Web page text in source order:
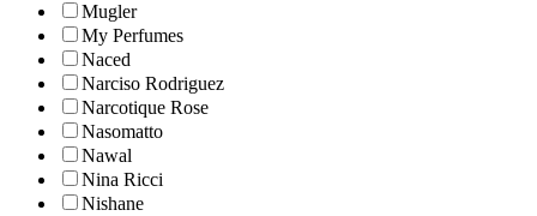
Mugler
My Perfumes
Naced
Narciso Rodriguez
Narcotique Rose
Nasomatto
Nawal
Nina Ricci
Nishane